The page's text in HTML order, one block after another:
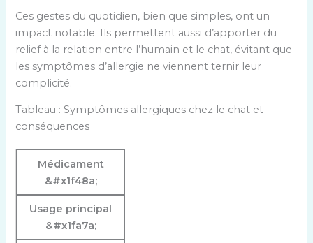
Ces gestes du quotidien, bien que simples, ont un
impact notable. Ils permettent aussi d’apporter du
relief à la relation entre l’humain et le chat, évitant que
les symptômes d’allergie ne viennent ternir leur
complicité.
Tableau : Symptômes allergiques chez le chat et
conséquences
Médicament
&#x1f48a;
Usage principal
&#x1fa7a;